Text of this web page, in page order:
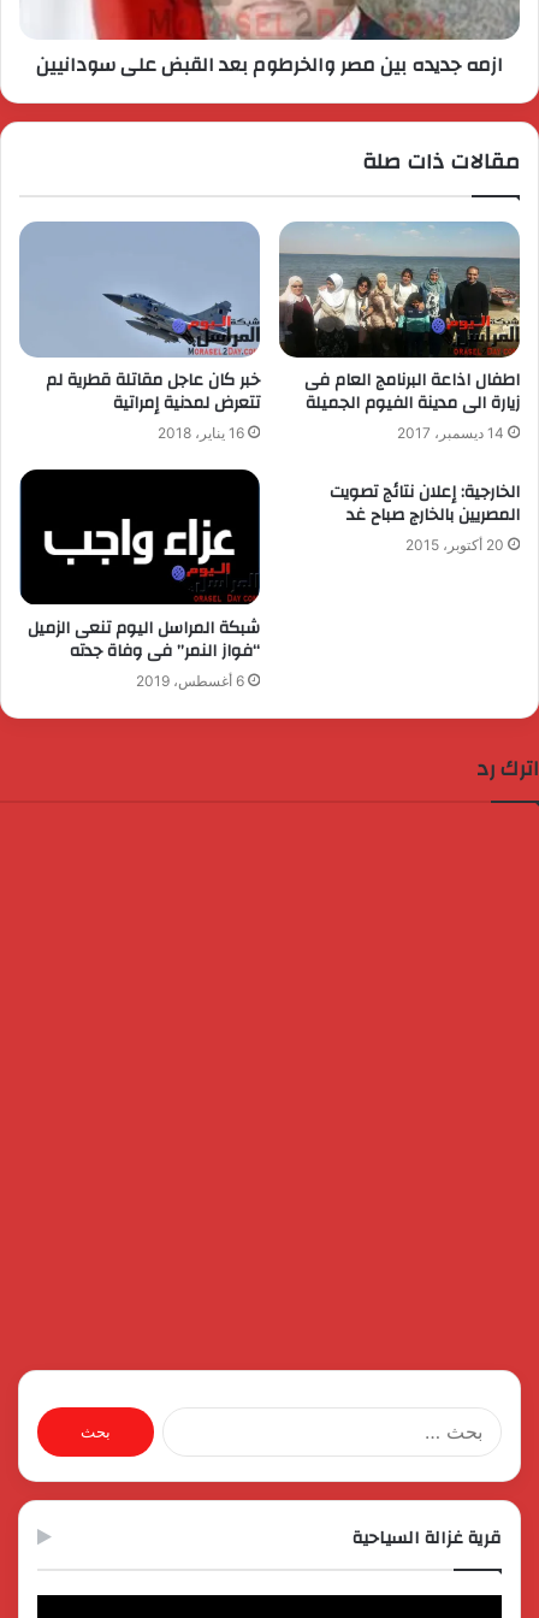
ازمه جديده بين مصر والخرطوم بعد القبض على سودانيين
مقالات ذات صلة
اطفال اذاعة البرنامج العام فى
زيارة الى مدينة الفيوم الجميلة
14 ديسمبر، 2017
خبر كان عاجل مقاتلة قطرية لم
تتعرض لمدنية إمراتية
16 يناير، 2018
الخارجية: إعلان نتائج تصويت
المصريين بالخارج صباح غد
20 أكتوبر، 2015
شبكة المراسل اليوم تنعى الزميل
“فواز النمر” فى وفاة جدته
6 أغسطس، 2019
اترك رد
البحث
عن:
قرية غزالة السياحية